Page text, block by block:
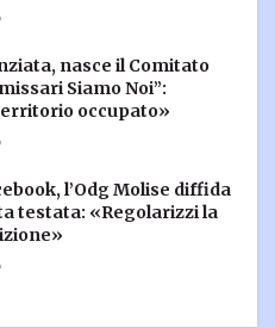
nasce il Comitato
Siamo Noi”:
occupato»
l’Odg Molise diffida
testata: «Regolarizzi la